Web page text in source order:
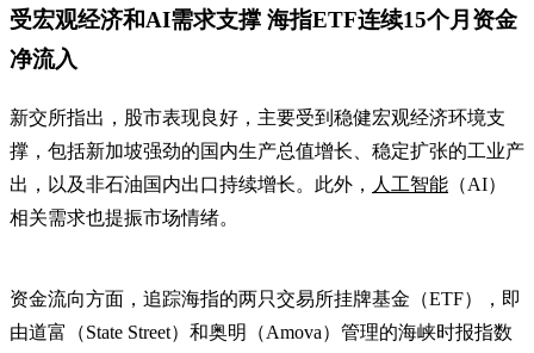
受宏观经济和AI需求支撑 海指ETF连续15个月资金
净流入
新交所指出，股市表现良好，主要受到稳健宏观经济环境支
撑，包括新加坡强劲的国内生产总值增长、稳定扩张的工业产
出，以及非石油国内出口持续增长。此外， 人工智能 （AI）
相关需求也提振市场情绪。
资金流向方面，追踪海指的两只交易所挂牌基金（ETF），即
由道富（State Street）和奥明（Amova）管理的海峡时报指数